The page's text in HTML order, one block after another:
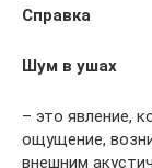
Справка
Шум в ушах
– это явление,
ощущение,
внешним